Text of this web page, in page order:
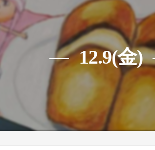
12.9(金)